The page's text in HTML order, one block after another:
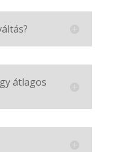
átlagos